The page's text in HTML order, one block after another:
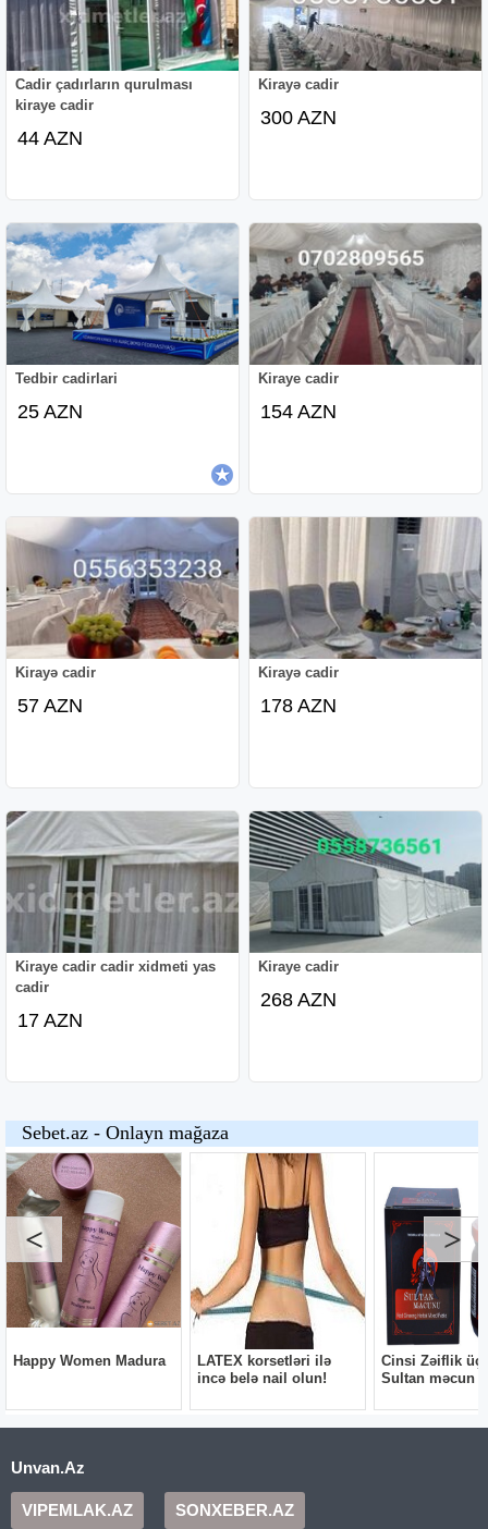
Cadir çadırların qurulması
kiraye cadir
44 AZN
Kirayə cadir
300 AZN
Tedbir cadirlari
25 AZN
Kiraye cadir
154 AZN
Kirayə cadir
57 AZN
Kirayə cadir
178 AZN
Kiraye cadir cadir xidmeti yas
cadir
17 AZN
Kiraye cadir
268 AZN
Unvan.Az
VIPEMLAK.AZ SONXEBER.AZ